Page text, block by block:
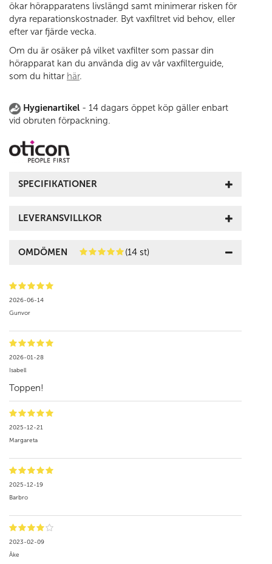
ökar hörapparatens livslängd samt minimerar risken för
dyra reparationskostnader. Byt vaxfiltret vid behov, eller
efter var fjärde vecka.
Om du är osäker på vilket vaxfilter som passar din
hörapparat kan du använda dig av vår vaxfilterguide,
som du hittar här.
Hygienartikel - 14 dagars öppet köp gäller enbart
vid obruten förpackning.
SPECIFIKATIONER
LEVERANSVILLKOR
OMDÖMEN (14 st)
2026-06-14
Gunvor
2026-01-28
Isabell
Toppen!
2025-12-21
Margareta
2025-12-19
Barbro
2023-02-09
Åke